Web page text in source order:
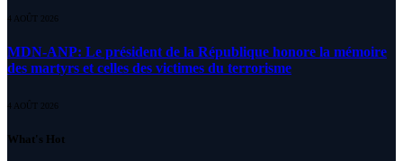
4 AOÛT 2026
MDN-ANP: Le président de la République honore la mémoire
des martyrs et celles des victimes du terrorisme
4 AOÛT 2026
What's Hot